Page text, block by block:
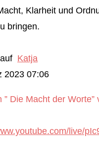
Klarheit und
bringen.
Katja
2023 07:06
” Die Macht der Worte”
live/